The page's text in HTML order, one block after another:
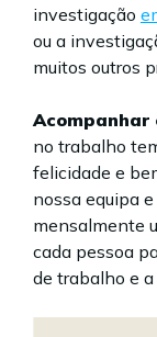
investigação
ou a
muitos outros
Acompanhar
no trabalho
felicidade e
nossa equipa
mensalmente
cada pessoa
de trabalho e